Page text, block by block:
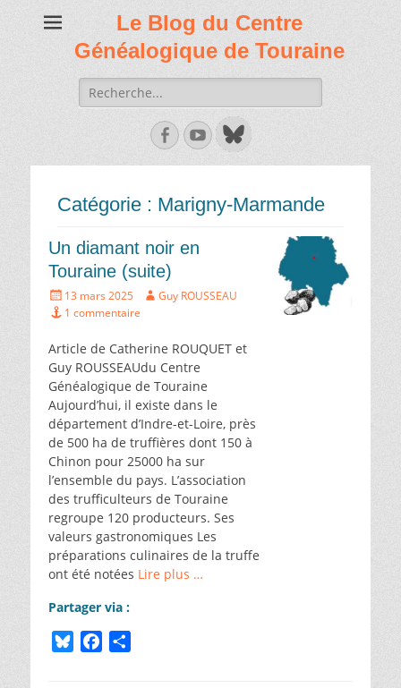
Le Blog du Centre
Généalogique de Touraine
Recherche
de:
Facebook
Youtube
Catégorie : Marigny-Marmande
Un diamant noir en
Touraine (suite)
Écrit
le
13 mars 2025 Auteur
Guy ROUSSEAU
1 commentaire
Article de Catherine ROUQUET et
Guy ROUSSEAUdu Centre
Généalogique de Touraine
Aujourd’hui, il existe dans le
département d’Indre-et-Loire, près
de 500 ha de truffières dont 150 à
Chinon pour 25000 ha sur
l’ensemble du pays. L’association
des trufficulteurs de Touraine
regroupe 120 producteurs. Ses
valeurs gastronomiques Les
préparations culinaires de la truffe
ont été notées Lire plus …
Partager via :